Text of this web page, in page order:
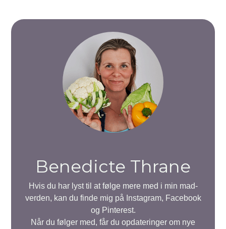
Benedicte Thrane
Hvis du har lyst til at følge mere med i min mad-
verden, kan du finde mig på Instagram, Facebook
og Pinterest.
Når du følger med, får du opdateringer om nye